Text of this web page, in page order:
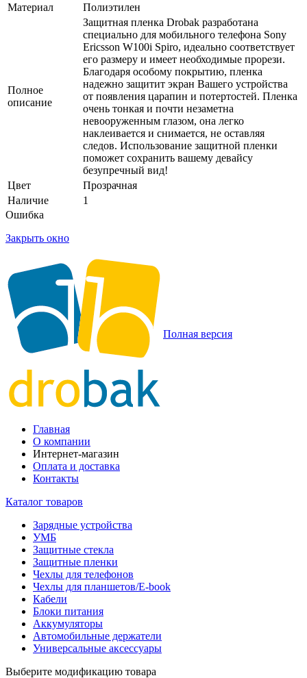
Материал
Полиэтилен
Полное
описание
Защитная пленка Drobak разработана
специально для мобильного телефона Sony
Ericsson W100i Spiro, идеально соответствует
его размеру и имеет необходимые прорези.
Благодаря особому покрытию, пленка
надежно защитит экран Вашего устройства
от появления царапин и потертостей. Пленка
очень тонкая и почти незаметна
невооруженным глазом, она легко
наклеивается и снимается, не оставляя
следов. Использование защитной пленки
поможет сохранить вашему девайсу
безупречный вид!
Цвет
Прозрачная
Наличие
1
Ошибка
Закрыть окно
Полная версия
Главная
О компании
Интернет-магазин
Оплата и доставка
Контакты
Каталог товаров
Зарядные устройства
УМБ
Защитные стекла
Защитные пленки
Чехлы для телефонов
Чехлы для планшетов/E-book
Кабели
Блоки питания
Аккумуляторы
Автомобильные держатели
Универсальные аксессуары
Выберите модификацию товара